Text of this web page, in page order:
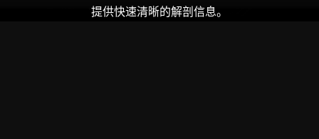
提供快速清晰的解剖信息。